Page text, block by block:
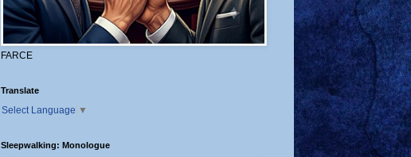
FARCE
Translate
Select Language ▼
Sleepwalking: Monologue